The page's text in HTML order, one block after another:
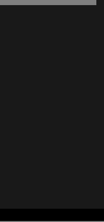
en nueva ventana)
nueva ventana)